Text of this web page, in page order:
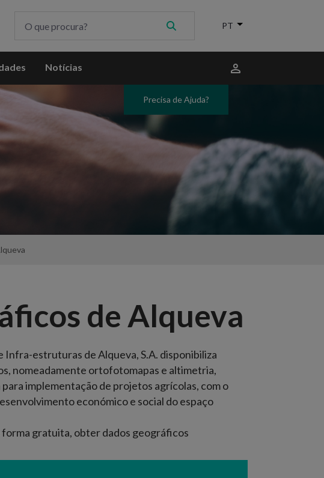
Menu
Notícias
Precisa de Ajuda?
de Alqueva
estruturas de Alqueva, S.A. disponibiliza
nomeadamente ortofotomapas e altimetria,
implementação de projetos agrícolas, com o
económico e social do espaço
forma gratuita, obter dados geográficos
Texto atualizado em: 11 Maio 2021 14:49